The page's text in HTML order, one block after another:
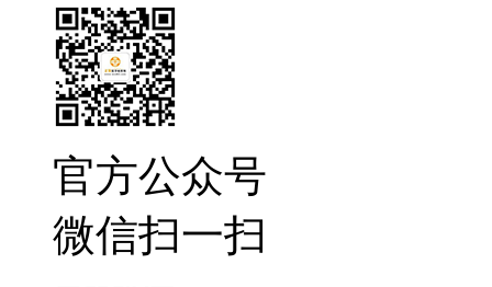
官方公众号
微信扫一扫